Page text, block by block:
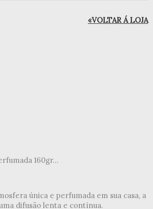
«VOLTAR Á LOJA
única e perfumada em sua casa, a
difusão lenta e contínua.